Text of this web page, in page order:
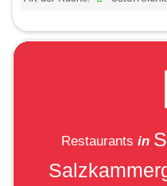
Restaurants in